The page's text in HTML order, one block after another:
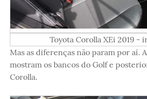
Toyota Corolla XEi 2019 -
Mas as diferenças não param por aí.
mostram os bancos do Golf e
Corolla.